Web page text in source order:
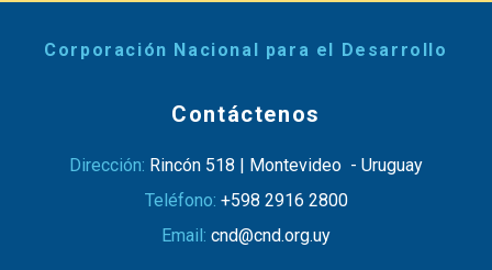
Corporación Nacional para el Desarrollo
Contáctenos
Dirección: Rincón 518 | Montevideo - Uruguay
Teléfono: +598 2916 2800
Email: cnd@cnd.org.uy